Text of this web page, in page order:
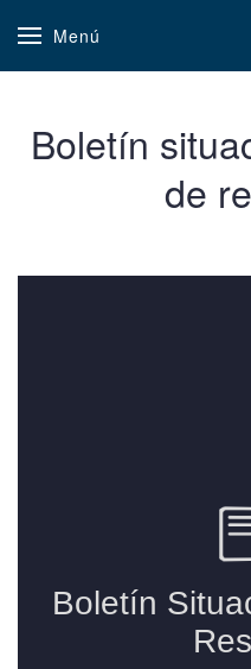
Menú
Boletín
de